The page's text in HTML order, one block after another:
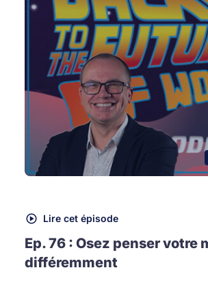
Lire cet épisode
Ep. 76 : Osez penser votre
différemment